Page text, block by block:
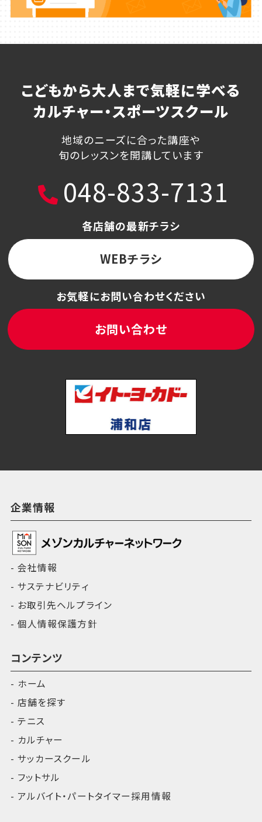
こどもから大人まで気軽に学べる
カルチャー・スポーツスクール
地域のニーズに合った講座や
旬のレッスンを開講しています
048-833-7131
各店舗の最新チラシ
WEBチラシ
お気軽にお問い合わせください
お問い合わせ
企業情報
会社情報
サステナビリティ
お取引先ヘルプライン
個人情報保護方針
コンテンツ
ホーム
店舗を探す
テニス
カルチャー
サッカースクール
フットサル
アルバイト・パートタイマー採用情報